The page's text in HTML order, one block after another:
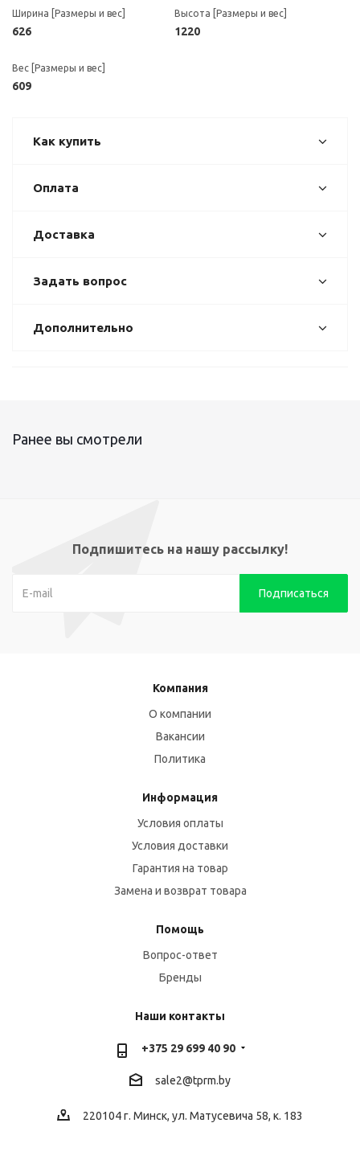
Ширина [Размеры и вес]
626
Высота [Размеры и вес]
1220
Вес [Размеры и вес]
609
Как купить
Оплата
Доставка
Задать вопрос
Дополнительно
Ранее вы смотрели
Подпишитесь на нашу рассылку!
Компания
О компании
Вакансии
Политика
Информация
Условия оплаты
Условия доставки
Гарантия на товар
Замена и возврат товара
Помощь
Вопрос-ответ
Бренды
Наши контакты
+375 29 699 40 90
sale2@tprm.by
220104 г. Минск, ул. Матусевича 58, к. 183